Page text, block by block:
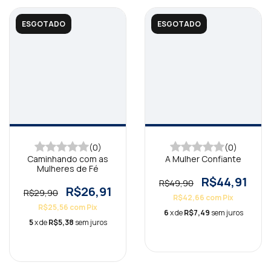
ESGOTADO
(0)
Caminhando com as
Mulheres de Fé
R$29,90 R$26,91
R$25,56 comPix
5x deR$5,38 sem juros
ESGOTADO
(0)
A Mulher Confiante
R$49,90 R$44,91
R$42,66 comPix
6x deR$7,49 sem juros